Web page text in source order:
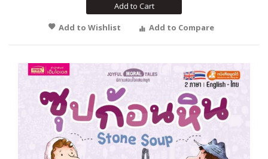
Add to Cart
Add to Wishlist
Add to Compare